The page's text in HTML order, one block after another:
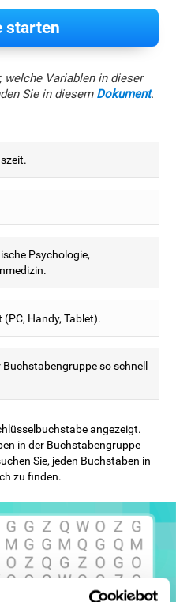
starten
welche Variablen in dieser
Sie in diesem Dokument.
Psychologie,
Handy, Tablet).
so schnell
angezeigt.
in der Buchstabengruppe
Sie, jeden Buchstaben in
zu finden.